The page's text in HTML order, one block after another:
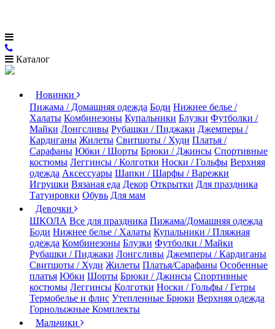
Каталог
Новинки
Пижама / Домашняя одежда Боди Нижнее белье /
Халаты Комбинезоны Купальники Блузки Футболки /
Майки Лонгсливы Рубашки / Пиджаки Джемперы /
Кардиганы Жилеты Свитшоты / Худи Платья /
Сарафаны Юбки / Шорты Брюки / Джинсы Спортивные
костюмы Леггинсы / Колготки Носки / Гольфы Верхняя
одежда Аксессуары Шапки / Шарфы / Варежки
Игрушки Вязаная еда Декор Открытки Для праздника
Татуировки Обувь Для мам
Девочки
ШКОЛА Все для праздника Пижама/Домашняя одежда
Боди Нижнее белье / Халаты Купальники / Пляжная
одежда Комбинезоны Блузки Футболки / Майки
Рубашки / Пиджаки Лонгсливы Джемперы / Кардиганы
Свитшоты / Худи Жилеты Платья/Сарафаны Особенные
платья Юбки Шорты Брюки / Джинсы Спортивные
костюмы Леггинсы Колготки Носки / Гольфы / Гетры
Термобелье и флис Утепленные Брюки Верхняя одежда
Горнолыжные Комплекты
Мальчики